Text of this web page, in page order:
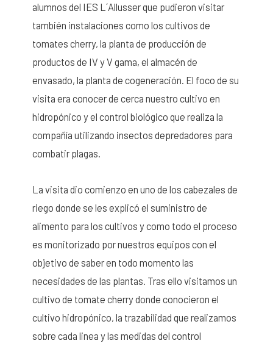
alumnos del IES L´Allusser que pudieron visitar
también instalaciones como los cultivos de
tomates cherry, la planta de producción de
productos de IV y V gama, el almacén de
envasado, la planta de cogeneración. El foco de su
visita era conocer de cerca nuestro cultivo en
hidropónico y el control biológico que realiza la
compañía utilizando insectos depredadores para
combatir plagas.
La visita dio comienzo en uno de los cabezales de
riego donde se les explicó el suministro de
alimento para los cultivos y como todo el proceso
es monitorizado por nuestros equipos con el
objetivo de saber en todo momento las
necesidades de las plantas. Tras ello visitamos un
cultivo de tomate cherry donde conocieron el
cultivo hidropónico, la trazabilidad que realizamos
sobre cada linea y las medidas del control